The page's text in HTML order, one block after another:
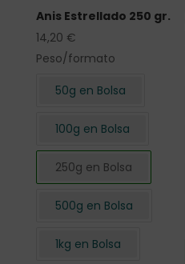
Anis Estrellado 250 gr.
14,20 €
Peso/formato
50g en Bolsa
100g en Bolsa
250g en Bolsa
500g en Bolsa
1kg en Bolsa